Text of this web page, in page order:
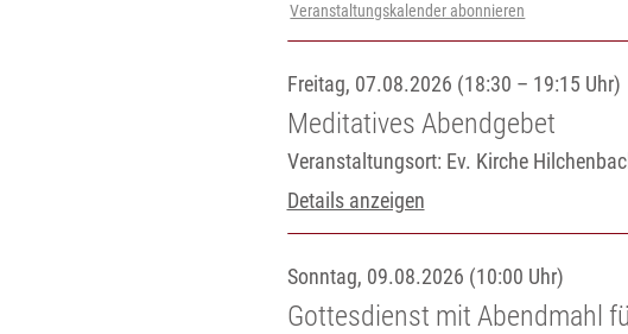
Veranstaltungskalender abonnieren
Freitag, 07.08.2026 (18:30 – 19:15 Uhr)
Meditatives Abendgebet
Veranstaltungsort: Ev. Kirche
Details anzeigen
Sonntag, 09.08.2026 (10:00 Uhr)
Gottesdienst mit Abendmahl